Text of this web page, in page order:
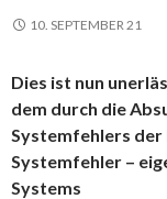
10. SEPTEMBER 21
Dies ist nun
dem durch die
Systemfehlers der
Systemfehler –
Systems